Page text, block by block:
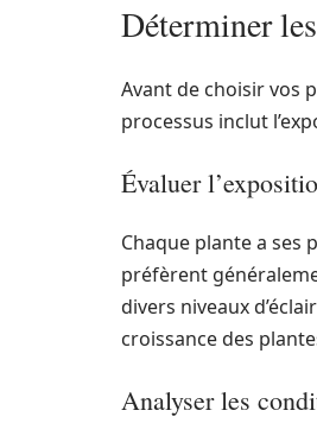
Déterminer
Avant de choisir vos
processus inclut
Évaluer
Chaque plante a ses
préfèrent
divers niveaux
croissance des
Analyser les